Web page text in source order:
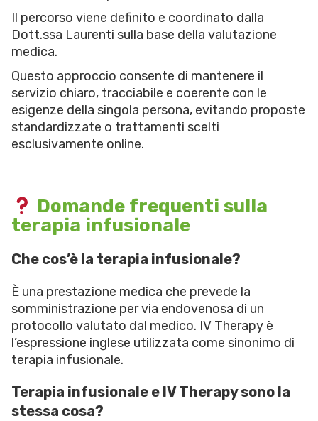
Il percorso viene definito e coordinato dalla
Dott.ssa Laurenti sulla base della valutazione
medica.
Questo approccio consente di mantenere il
servizio chiaro, tracciabile e coerente con le
esigenze della singola persona, evitando proposte
standardizzate o trattamenti scelti
esclusivamente online.
Domande frequenti sulla
terapia infusionale
Che cos’è la terapia infusionale?
È una prestazione medica che prevede la
somministrazione per via endovenosa di un
protocollo valutato dal medico. IV Therapy è
l’espressione inglese utilizzata come sinonimo di
terapia infusionale.
Terapia infusionale e IV Therapy sono la
stessa cosa?